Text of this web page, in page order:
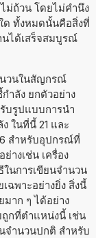
ม่ถ้วน โดยไม่คำนึง
ด ทั้งหมดนั้นคือสิ่งที่
นได้เสร็จสมบูรณ์
นวนในสัญกรณ์
ำลัง ยกตัวอย่าง
บรูปแบบการนำ
ในที่นี้ 21 และ
6 สำหรับอุปกรณ์ที่
างเช่น เครื่อง
นการเขียนจำนวน
เฉพาะอย่างยิ่ง สิ่งนี้
าก ๆ ได้อย่าง
ถูกที่ตำแหน่งนี้ เช่น
จำนวนปกติ สำหรับ